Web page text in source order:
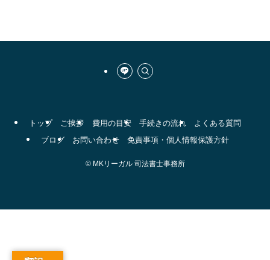
トップ ご挨拶 費用の目安 手続きの流れ
よくある質問
ブログ
お問い合わせ 免責事項・個人情報保護方針
©MKリーガル 司法書士事務所